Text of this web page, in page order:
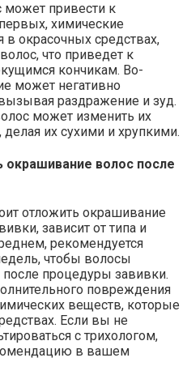
может привести к
химические
окрасочных средствах,
что приведет к
кончикам. Во-
может негативно
раздражение и зуд.
может изменить их
делая их сухими и хрупкими.
окрашивание волос после
отложить окрашивание
зависит от типа и
рекомендуется
чтобы волосы
процедуры завивки.
повреждения
веществ, которые
Если вы не
с трихологом,
в вашем